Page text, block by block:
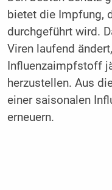
bietet die Impfung,
durchgeführt wird.
Viren laufend
Influenzaimpfstoff
herzustellen. Aus
einer saisonalen
erneuern.